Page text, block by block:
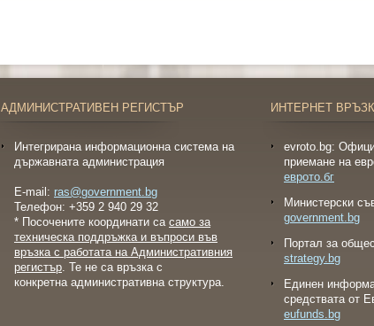
АДМИНИСТРАТИВЕН РЕГИСТЪР
Интегрирана информационна система на
държавната администрация
E-mail: ras@government.bg
Телефон: +359 2 940 29 32
* Посочените координати са само за
техническа поддръжка и въпроси във
връзка с работата на Административния
регистър. Те не са връзка с
конкретна административна структура.
ИНТЕРНЕТ
evroto.bg:
приемане на
еврото.бг
Министерски
government.bg
Портал за
strategy.bg
Eдинен
средствата от
eufunds.bg